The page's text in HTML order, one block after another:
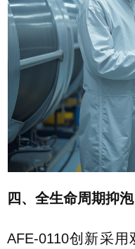
四、全生命周期抑
AFE-0110创新采